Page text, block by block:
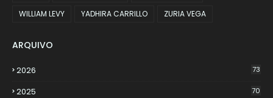
WILLIAM LEVY
YADHIRA CARRILLO ZURIA VEGA
ARQUIVO
2026 73
2025 70